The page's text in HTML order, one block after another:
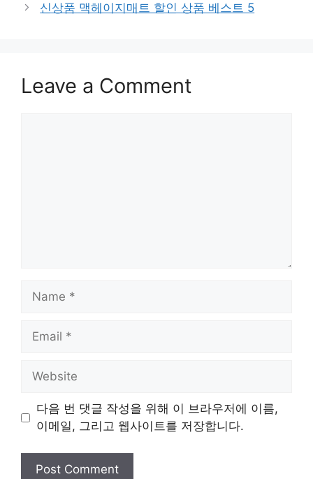
신상품 맥헤이지매트 할인 상품 베스트 5
Leave a Comment
Name
Email
Website
다음 번 댓글 작성을 위해 이 브라우저에 이름,
이메일, 그리고 웹사이트를 저장합니다.